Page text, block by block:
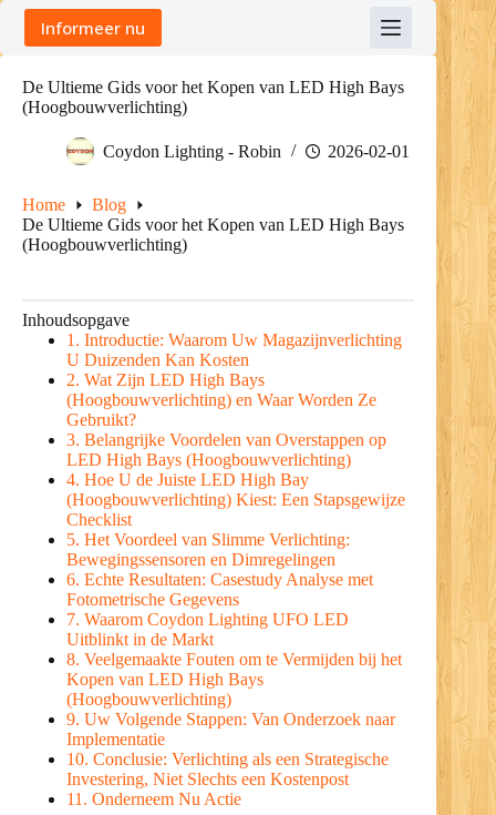
Skip
content
Informeer nu
De Ultieme Gids voor het Kopen van LED High Bays
(Hoogbouwverlichting)
Coydon Lighting - Robin 2026-02-01
Home
Blog
De Ultieme Gids voor het Kopen van LED High Bays
(Hoogbouwverlichting)
Inhoudsopgave
1. Introductie: Waarom Uw Magazijnverlichting
U Duizenden Kan Kosten
2. Wat Zijn LED High Bays
(Hoogbouwverlichting) en Waar Worden Ze
Gebruikt?
3. Belangrijke Voordelen van Overstappen op
LED High Bays (Hoogbouwverlichting)
4. Hoe U de Juiste LED High Bay
(Hoogbouwverlichting) Kiest: Een Stapsgewijze
Checklist
5. Het Voordeel van Slimme Verlichting:
Bewegingssensoren en Dimregelingen
6. Echte Resultaten: Casestudy Analyse met
Fotometrische Gegevens
7. Waarom Coydon Lighting UFO LED
Uitblinkt in de Markt
8. Veelgemaakte Fouten om te Vermijden bij het
Kopen van LED High Bays
(Hoogbouwverlichting)
9. Uw Volgende Stappen: Van Onderzoek naar
Implementatie
10. Conclusie: Verlichting als een Strategische
Investering, Niet Slechts een Kostenpost
11. Onderneem Nu Actie